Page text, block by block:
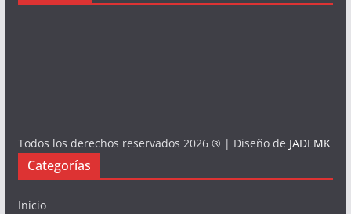
Todos los derechos reservados 2026 ® | Diseño de JADEMK
Categorías
Inicio